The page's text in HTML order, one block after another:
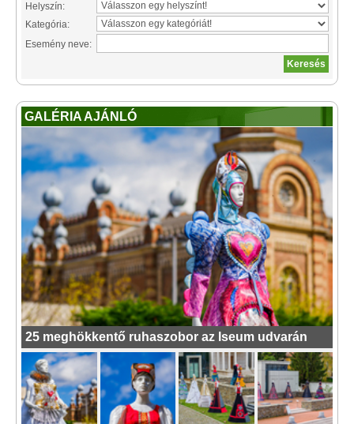
Helyszín:
Kategória:
Esemény neve:
GALÉRIA AJÁNLÓ
25 meghökkentő ruhaszobor az Iseum udvarán